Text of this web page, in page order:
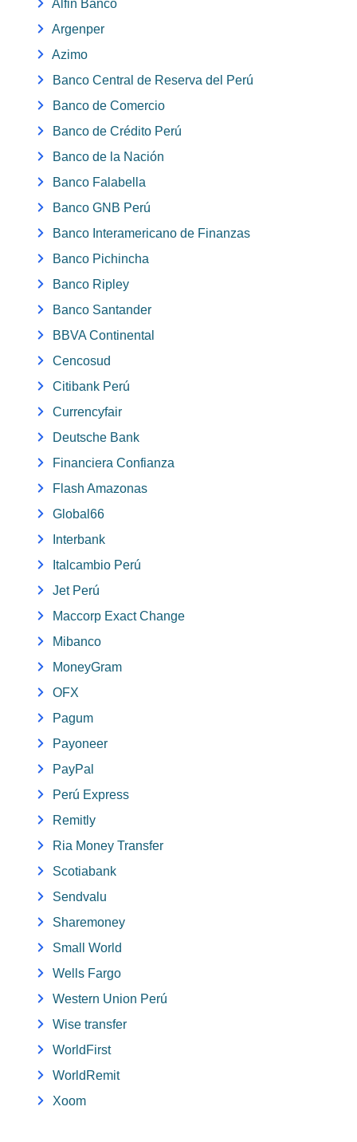
Alfin Banco
Argenper
Azimo
Banco Central de Reserva del Perú
Banco de Comercio
Banco de Crédito Perú
Banco de la Nación
Banco Falabella
Banco GNB Perú
Banco Interamericano de Finanzas
Banco Pichincha
Banco Ripley
Banco Santander
BBVA Continental
Cencosud
Citibank Perú
Currencyfair
Deutsche Bank
Financiera Confianza
Flash Amazonas
Global66
Interbank
Italcambio Perú
Jet Perú
Maccorp Exact Change
Mibanco
MoneyGram
OFX
Pagum
Payoneer
PayPal
Perú Express
Remitly
Ria Money Transfer
Scotiabank
Sendvalu
Sharemoney
Small World
Wells Fargo
Western Union Perú
Wise transfer
WorldFirst
WorldRemit
Xoom